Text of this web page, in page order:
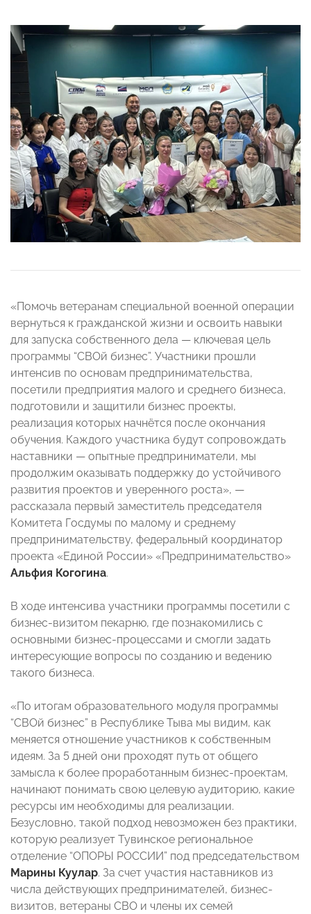
«Помочь ветеранам специальной военной операции
вернуться к гражданской жизни и освоить навыки
для запуска собственного дела — ключевая цель
программы “СВОй бизнес”. Участники прошли
интенсив по основам предпринимательства,
посетили предприятия малого и среднего бизнеса,
подготовили и защитили бизнес проекты,
реализация которых начнётся после окончания
обучения. Каждого участника будут сопровождать
наставники — опытные предприниматели, мы
продолжим оказывать поддержку до устойчивого
развития проектов и уверенного роста», —
рассказала первый заместитель председателя
Комитета Госдумы по малому и среднему
предпринимательству, федеральный координатор
проекта «Единой России» «Предпринимательство»
Альфия Когогина.
В ходе интенсива участники программы посетили с
бизнес-визитом пекарню, где познакомились с
основными бизнес-процессами и смогли задать
интересующие вопросы по созданию и ведению
такого бизнеса.
«По итогам образовательного модуля программы
“СВОй бизнес” в Республике Тыва мы видим, как
меняется отношение участников к собственным
идеям. За 5 дней они проходят путь от общего
замысла к более проработанным бизнес-проектам,
начинают понимать свою целевую аудиторию, какие
ресурсы им необходимы для реализации.
Безусловно, такой подход невозможен без практики,
которую реализует Тувинское региональное
отделение “ОПОРЫ РОССИИ” под председательством
Марины Куулар. За счет участия наставников из
числа действующих предпринимателей, бизнес-
визитов, ветераны СВО и члены их семей